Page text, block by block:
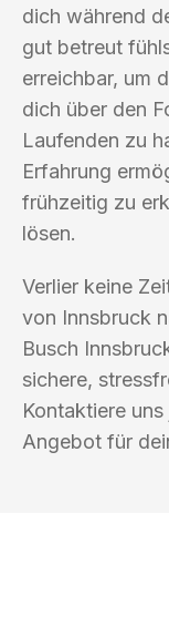
dich während
gut betreut
erreichbar, um
dich über den
Laufenden zu
Erfahrung
frühzeitig zu
lösen.
Verlier keine
von Innsbruck
Busch
sichere,
Kontaktiere
Angebot für